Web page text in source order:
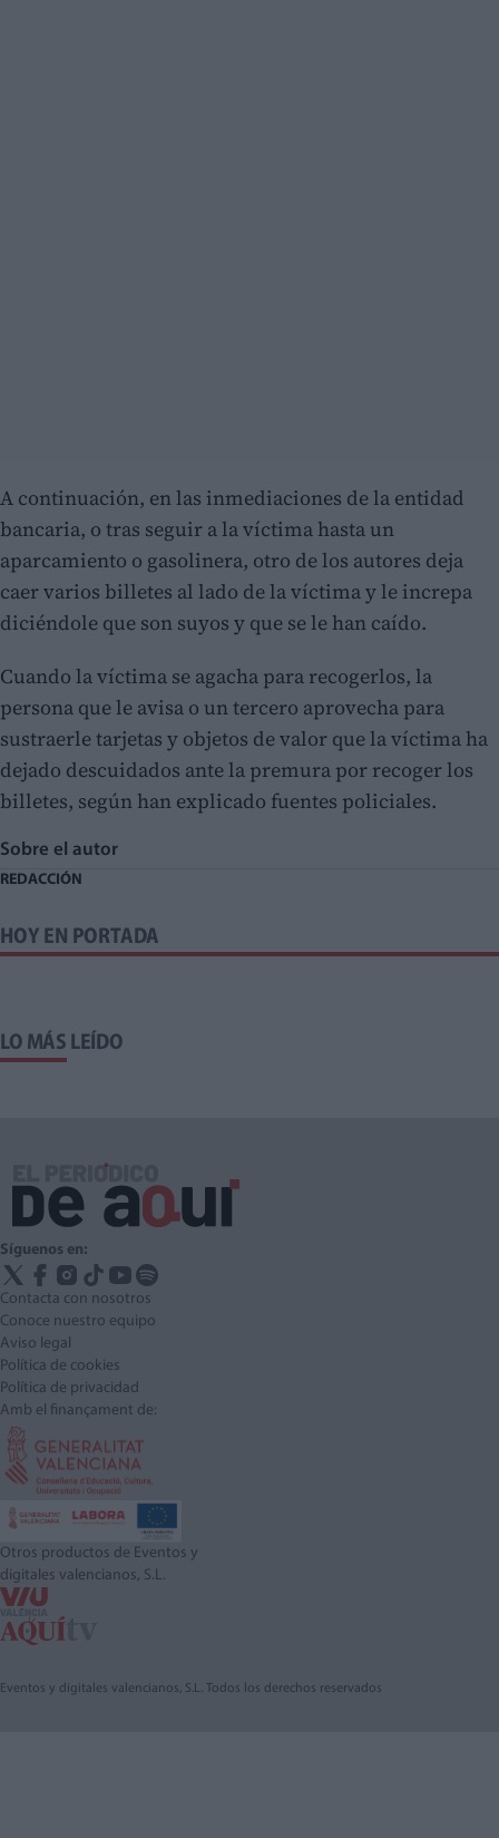
A continuación, en las inmediaciones de la entidad
bancaria, o tras seguir a la víctima hasta un
aparcamiento o gasolinera, otro de los autores deja
caer varios billetes al lado de la víctima y le increpa
diciéndole que son suyos y que se le han caído.
Cuando la víctima se agacha para recogerlos, la
persona que le avisa o un tercero aprovecha para
sustraerle tarjetas y objetos de valor que la víctima ha
dejado descuidados ante la premura por recoger los
billetes, según han explicado fuentes policiales.
Sobre el autor
REDACCIÓN
HOY EN PORTADA
LO MÁS LEÍDO
Síguenos en:
Contacta con nosotros
Conoce nuestro equipo
Aviso legal
Política de cookies
Política de privacidad
Amb el finançament de:
Otros productos de Eventos y
digitales valencianos, S.L.
Eventos y digitales valencianos, S.L. Todos los derechos reservados